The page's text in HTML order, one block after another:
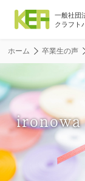
ホーム 卒業生の声
ironowa